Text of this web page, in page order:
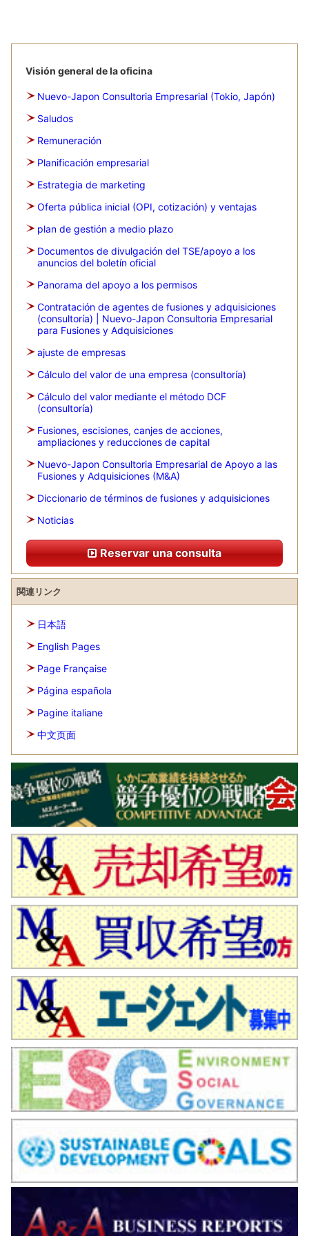
Visión general de la oficina
Nuevo-Japon Consultoria Empresarial (Tokio, Japón)
Saludos
Remuneración
Planificación empresarial
Estrategia de marketing
Oferta pública inicial (OPI, cotización) y ventajas
plan de gestión a medio plazo
Documentos de divulgación del TSE/apoyo a los
anuncios del boletín oficial
Panorama del apoyo a los permisos
Contratación de agentes de fusiones y adquisiciones
(consultoría) | Nuevo-Japon Consultoria Empresarial
para Fusiones y Adquisiciones
ajuste de empresas
Cálculo del valor de una empresa (consultoría)
Cálculo del valor mediante el método DCF
(consultoría)
Fusiones, escisiones, canjes de acciones,
ampliaciones y reducciones de capital
Nuevo-Japon Consultoria Empresarial de Apoyo a las
Fusiones y Adquisiciones (M&A)
Diccionario de términos de fusiones y adquisiciones
Noticias
Reservar una consulta
関連リンク
日本語
English Pages
Page Française
Página española
Pagine italiane
中文页面